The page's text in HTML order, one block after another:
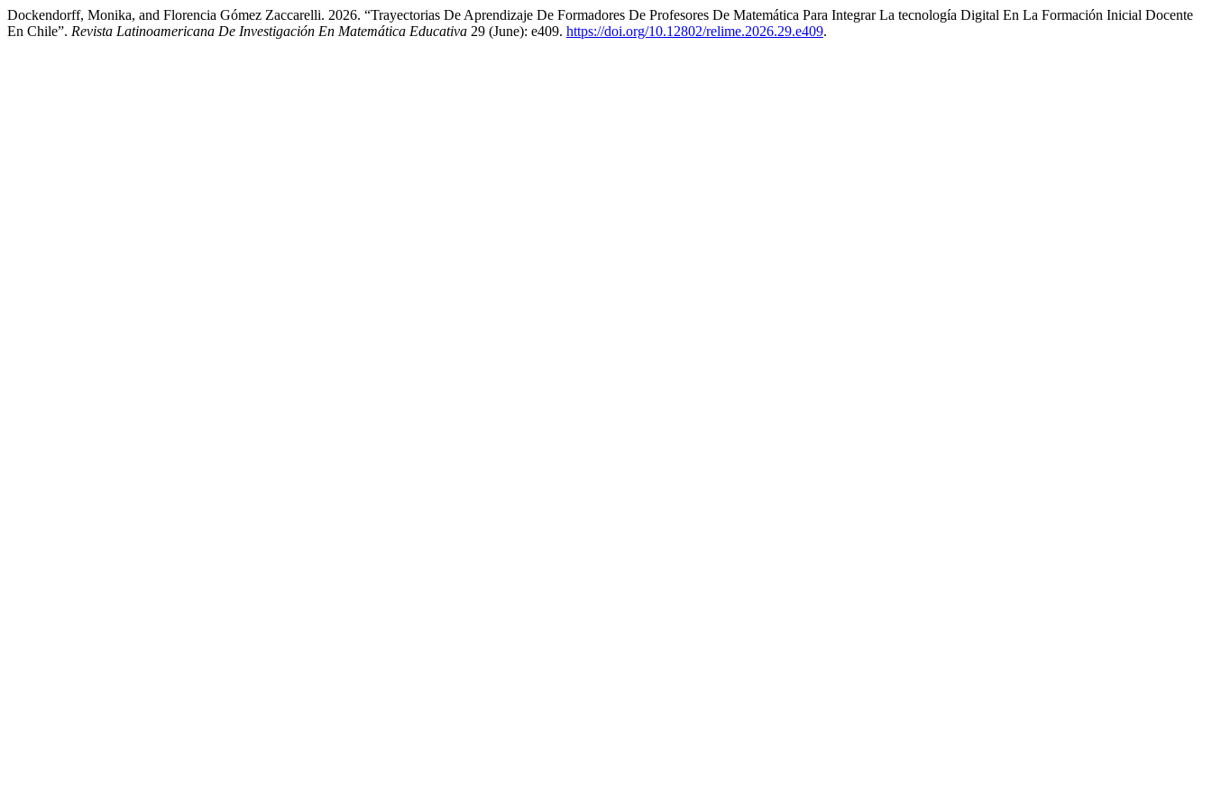
Dockendorff, Monika, and Florencia Gómez Zaccarelli. 2026. “Trayectorias De Aprendizaje De Formadores De Profesores De Matemática Para Integrar La tecnología Digital En La Formación Inicial Docente
En Chile”. Revista Latinoamericana De Investigación En Matemática Educativa 29 (June): e409. https://doi.org/10.12802/relime.2026.29.e409.